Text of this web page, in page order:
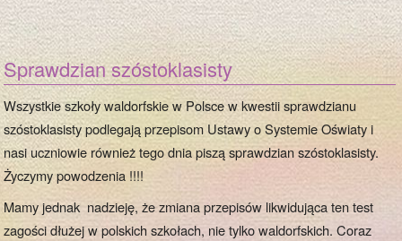
Sprawdzian szóstoklasisty
Wszystkie szkoły waldorfskie w Polsce w kwestii sprawdzianu
szóstoklasisty podlegają przepisom Ustawy o Systemie Oświaty i
nasi uczniowie również tego dnia piszą sprawdzian szóstoklasisty.
Życzymy powodzenia !!!!
Mamy jednak nadzieję, że zmiana przepisów likwidująca ten test
zagości dłużej w polskich szkołach, nie tylko waldorfskich. Coraz